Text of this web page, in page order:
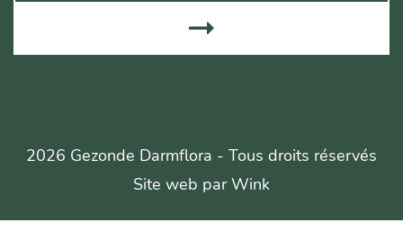
2026 Gezonde Darmflora - Tous droits réservés
Site web parWink